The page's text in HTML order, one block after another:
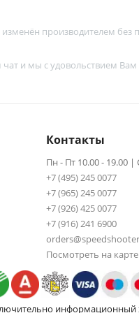
производителем без
чат и мы с удовольствием
Контакты
Пн - Пт 10.00 - 19.00
+7 (495) 245 0077
+7 (965) 245 0077
+7 (926) 425 0077
+7 (916) 241 6900
Посмотреть на карте
информационный